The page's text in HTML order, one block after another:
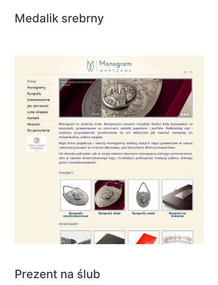
Medalik srebrny
Prezent na ślub